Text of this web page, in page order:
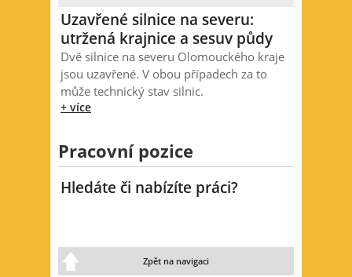
Uzavřené silnice na severu:
utržená krajnice a sesuv půdy
Dvě silnice na severu Olomouckého kraje
jsou uzavřené. V obou případech za to
může technický stav silnic.
+ více
Pracovní pozice
Hledáte či nabízíte práci?
Zpět na navigaci